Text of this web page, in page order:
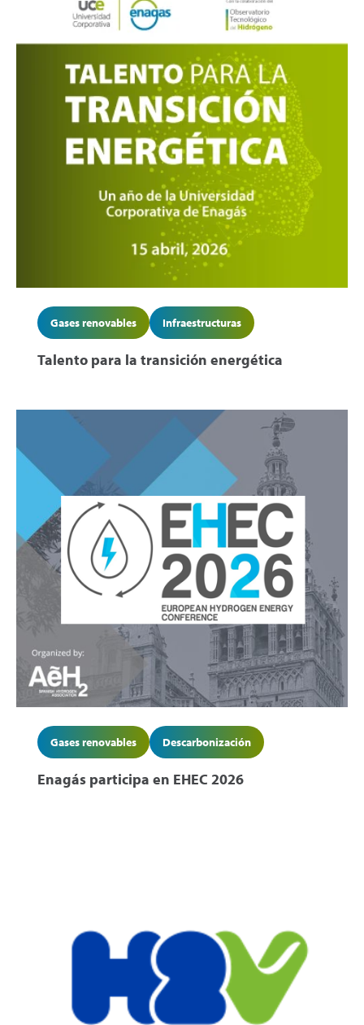
Gases renovables Infraestructuras
Talento para la transición energética
Gases renovables Descarbonización
Enagás participa en EHEC 2026